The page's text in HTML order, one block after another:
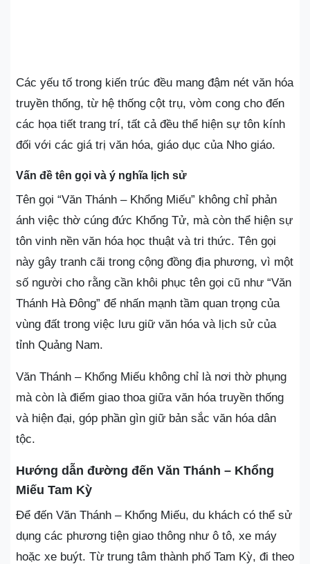
Các yếu tố trong kiến trúc đều mang đậm nét văn hóa
truyền thống, từ hệ thống cột trụ, vòm cong cho đến
các họa tiết trang trí, tất cả đều thể hiện sự tôn kính
đối với các giá trị văn hóa, giáo dục của Nho giáo.
Vấn đề tên gọi và ý nghĩa lịch sử
Tên gọi “Văn Thánh – Khổng Miếu” không chỉ phản
ánh việc thờ cúng đức Khổng Tử, mà còn thể hiện sự
tôn vinh nền văn hóa học thuật và tri thức. Tên gọi
này gây tranh cãi trong cộng đồng địa phương, vì một
số người cho rằng cần khôi phục tên gọi cũ như “Văn
Thánh Hà Đông” để nhấn mạnh tầm quan trọng của
vùng đất trong việc lưu giữ văn hóa và lịch sử của
tỉnh Quảng Nam.
Văn Thánh – Khổng Miếu không chỉ là nơi thờ phụng
mà còn là điểm giao thoa giữa văn hóa truyền thống
và hiện đại, góp phần gìn giữ bản sắc văn hóa dân
tộc.
Hướng dẫn đường đến Văn Thánh – Khổng
Miếu Tam Kỳ
Để đến Văn Thánh – Khổng Miếu, du khách có thể sử
dụng các phương tiện giao thông như ô tô, xe máy
hoặc xe buýt. Từ trung tâm thành phố Tam Kỳ, đi theo